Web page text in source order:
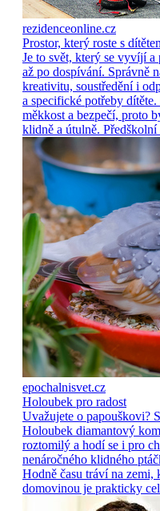
rezidenceonline.cz
Prostor, který roste s
Je to svět, který se vyvíjí
až po dospívání. Správně
kreativitu, soustředění i
a specifické potřeby
měkkost a bezpečí, proto
klidně a útulně. Předškolní
epochalnisvet.cz
Holoubek pro radost
Uvažujete o papouškovi?
Holoubek diamantový
roztomilý a hodí se i pro
nenáročného klidného
Hodně času tráví na zemi,
domovinou je prakticky